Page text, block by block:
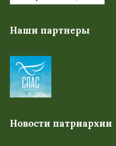
Наши партнеры
Новости патриархии